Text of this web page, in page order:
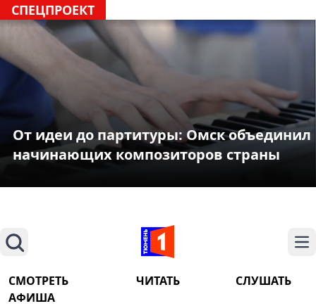
СПЕЦПРОЕКТ
От идеи до партитуры: Омск объединил
начинающих композиторов страны
Поиск
СМОТРЕТЬ ЧИТАТЬ
СЛУШАТЬ
АФИША